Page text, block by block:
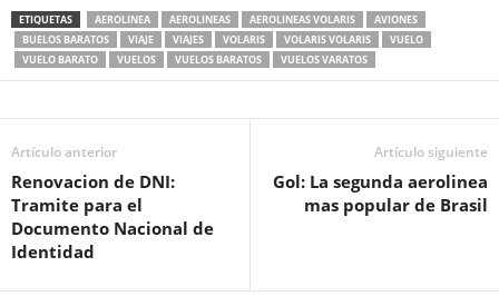
ETIQUETAS AEROLINEA AEROLINEAS AEROLINEAS VOLARIS
AVIONES
BUELOS BARATOS
VIAJE VIAJES VOLARIS VOLARIS VOLARIS
VUELO
VUELO BARATO
VUELOS VUELOS BARATOS VUELOS VARATOS
Artículo anterior
Renovacion de DNI:
Tramite para el
Documento Nacional de
Identidad
Artículo siguiente
Gol: La segunda aerolinea
mas popular de Brasil